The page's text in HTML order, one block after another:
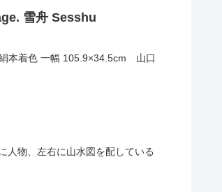
雪舟 Sesshu
本着色 一幅 105.9×34.5cm 山口
物、左右に山水図を配している